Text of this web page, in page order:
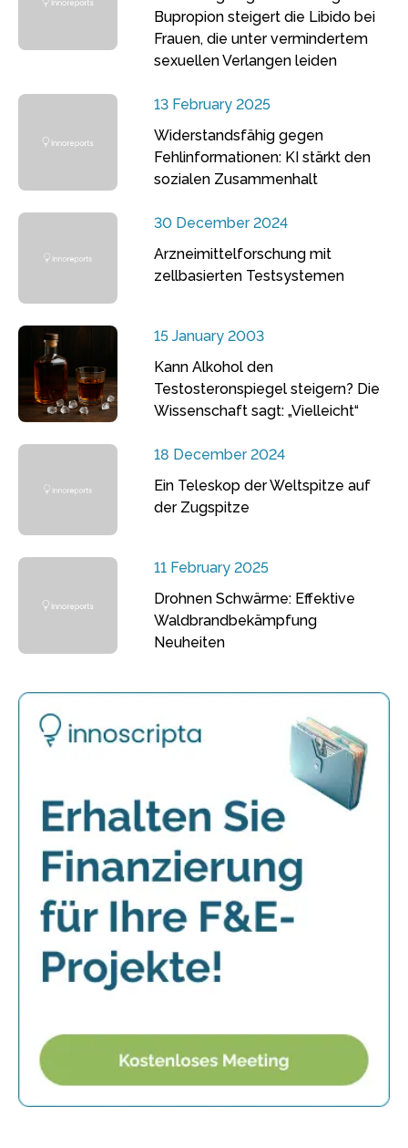
Bupropion steigert die Libido bei
Frauen, die unter vermindertem
sexuellen Verlangen leiden
13 February 2025
Widerstandsfähig gegen
Fehlinformationen: KI stärkt den
sozialen Zusammenhalt
30 December 2024
Arzneimittelforschung mit
zellbasierten Testsystemen
15 January 2003
Kann Alkohol den
Testosteronspiegel steigern? Die
Wissenschaft sagt: „Vielleicht“
18 December 2024
Ein Teleskop der Weltspitze auf
der Zugspitze
11 February 2025
Drohnen Schwärme: Effektive
Waldbrandbekämpfung
Neuheiten